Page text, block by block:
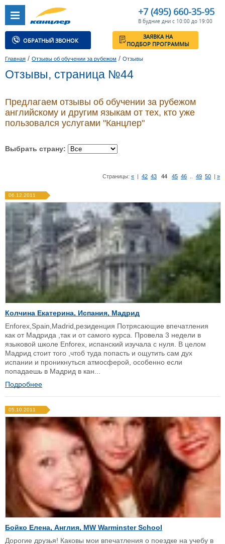
+7 (495) 660-35-95
В будние дни с 10:00 до 19:00
ОБРАТНЫЙ ЗВОНОК
ЗАЯВКА НА
ПОДБОР ПРОГРАММЫ
Главная / Отзывы об обучении за рубежом / Отзывы
Отзывы, страница №44
Предлагаем отзывы об обучении за рубежом
английскому и другим языкам от тех, кто уже
пользовался услугами "Канцлер"
Выбрать страну:
Страницы: « | 42 43 44 45 46 49 50 | »
06.12.2011
Колчина Екатерина, Испания, Мадрид
Enforex,Spain,Madrid,резиденция Потрясающие впечатления
как от Мадрида ,так и от самого курса. Провела 3 недели в
языковой школе Enforex, испанский изучала с нуля. В целом
Мадрид стоит того ,чтоб туда попасть и ощутить сам дух
испании и проникнуться атмосферой, особенно если
попадаешь в Мадрид в кан...
Подробнее
05.10.2011
Бойко Елена, Англия, MW Warminster School
Дорогие друзья! Каковы мои впечатления о поездке на учебу в